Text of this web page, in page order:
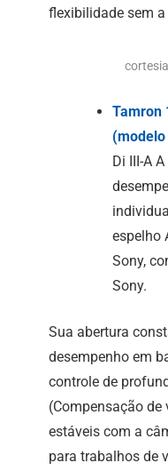
flexibilidade sem
Tamron
(modelo
Di III-A A
espelho
Sony,
Sony.
Sua abertura
desempenho em
controle de
(Compensação
estáveis com a
para trabalhos de